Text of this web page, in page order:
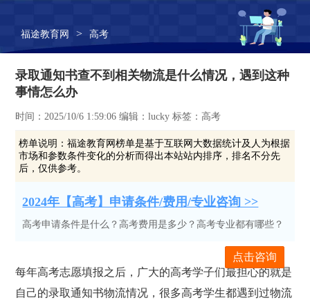
福途教育网 > 高考
录取通知书查不到相关物流是什么情况，遇到这种
事情怎么办
时间：2025/10/6 1:59:06 编辑：lucky 标签：高考
榜单说明：福途教育网榜单是基于互联网大数据统计及人为根据
市场和参数条件变化的分析而得出本站站内排序，排名不分先
后，仅供参考。
2024年【高考】申请条件/费用/专业咨询 >>
高考申请条件是什么？高考费用是多少？高考专业都有哪些？
点击咨询
每年高考志愿填报之后，广大的高考学子们最担心的就是
自己的录取通知书物流情况，很多高考学生都遇到过物流